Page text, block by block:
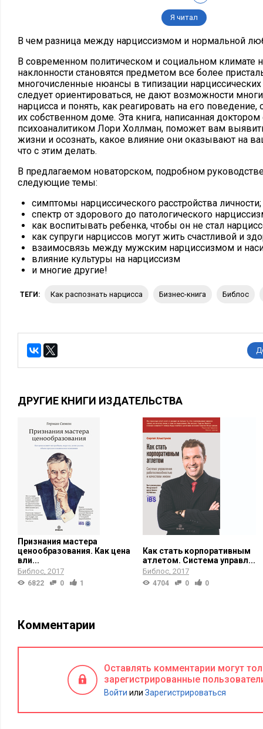
Я читал
В чем разница между нарциссизмом и нормальной
В современном политическом и социальном климате
наклонности становятся предметом все более
многочисленные нюансы в типизации нарциссических
следует ориентироваться, не дают возможности
нарцисса и понять, как реагировать на его
их собственном доме. Эта книга, написанная
психоаналитиком Лори Холлман, поможет вам
жизни и осознать, какое влияние они оказывают на
что с этим делать.
В предлагаемом новаторском, подробном
следующие темы:
симптомы нарциссического расстройства личности;
спектр от здорового до патологического
как воспитывать ребенка, чтобы он не стал
как супруги нарциссов могут жить счастливой и
взаимосвязь между мужским нарциссизмом и
влияние культуры на нарциссизм
и многие другие!
ТЕГИ: Как распознать нарцисса бизнес-книга Библос
ДРУГИЕ КНИГИ ИЗДАТЕЛЬСТВА
Признания мастера
ценообразования. Как цена
вли...
Библос 2017
6822 0 1
Как стать корпоративным
атлетом. Система управл...
Библос 2017
4704 0 0
Комментарии
Оставлять комментарии могут
зарегистрированные
Войти или Зарегистрироваться